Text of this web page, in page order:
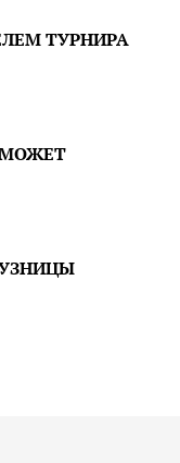
ТУРНИРА
МОЖЕТ